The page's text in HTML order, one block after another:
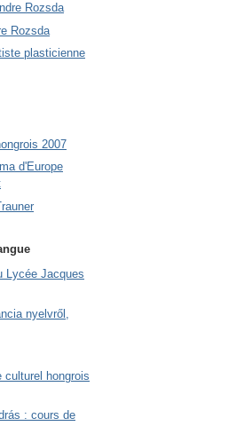
Rozsda
Rozsda
plasticienne
2007
d'Europe
Lycée Jacques
nyelvről,
culturel hongrois
: cours de